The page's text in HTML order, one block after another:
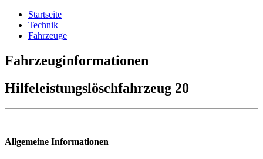
Startseite
Technik
Fahrzeuge
Fahrzeuginformationen
Hilfeleistungslöschfahrzeug 20
Allgemeine Informationen